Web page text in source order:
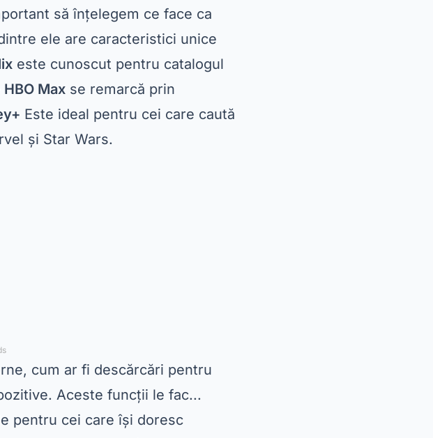
să înțelegem ce face ca
ele are caracteristici unice
este cunoscut pentru catalogul
HBO Max se remarcă prin
Este ideal pentru cei care caută
și Star Wars.
de streamingcând vine vorba de
gratuită Pe PlayStore, oferă
care au cucerit milioane